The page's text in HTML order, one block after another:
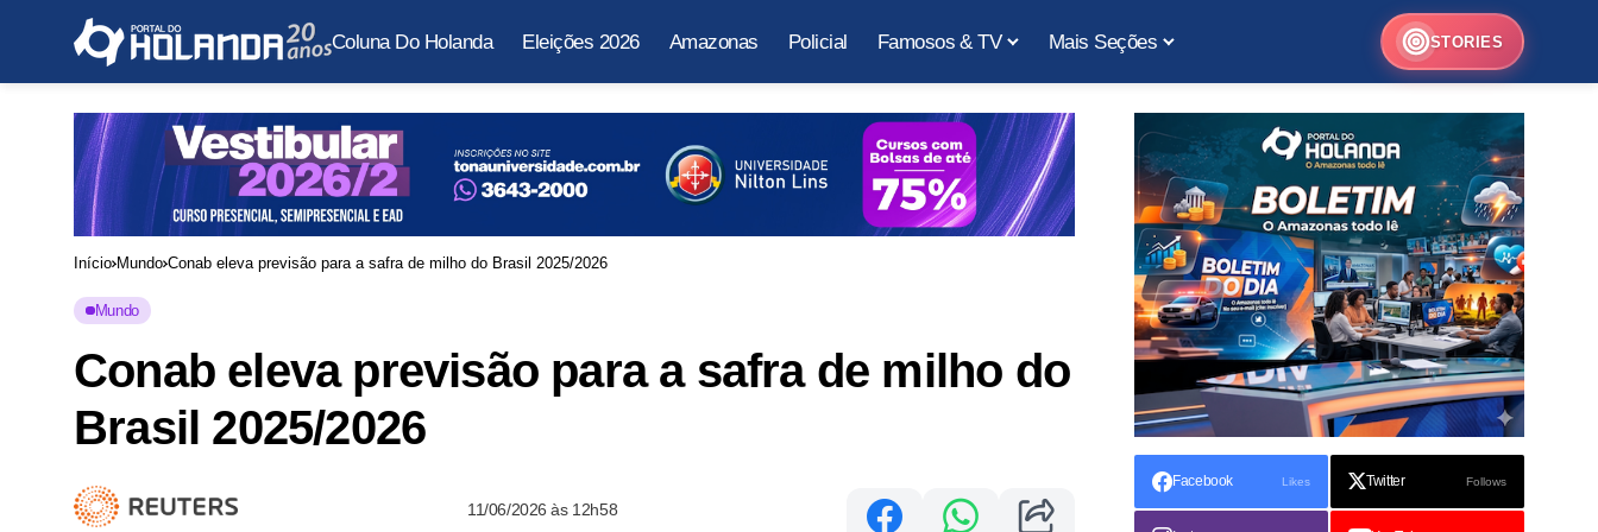
Coluna Do Holanda Eleições 2026 Amazonas Policial Famosos & TV Mais Seções STORIES
Início Mundo Conab eleva previsão para a safra de milho do Brasil 2025/2026
Mundo
Conab eleva previsão para a safra de milho do
Brasil 2025/2026
11/06/2026 às 12h58
Facebook Likes Twitter Follows